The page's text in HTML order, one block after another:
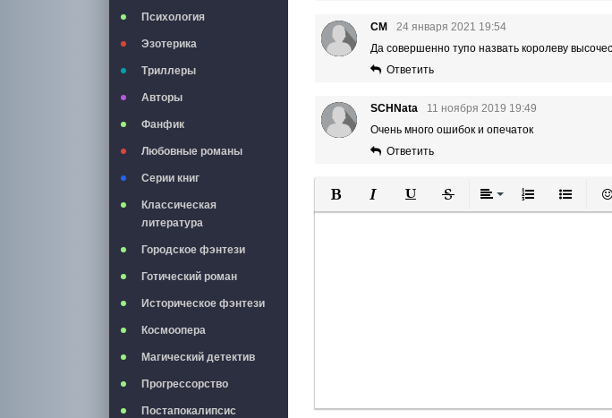
Психология
Эзотерика
Триллеры
Авторы
Фанфик
Любовные романы
Серии книг
Классическая
литература
Городское фэнтези
Готический роман
Историческое фэнтези
Космоопера
Магический детектив
Прогрессорство
Постапокалипсис
СМ
24 января 2021 19:54
Да совершенно тупо назвать королеву
Ответить
SCHNata
11 ноября 2019 19:49
Очень много ошибок и опечаток
Ответить
Полужирный
КурсивПодчеркнутый
ЗачеркнутыйВыравнивание
Нумерованный